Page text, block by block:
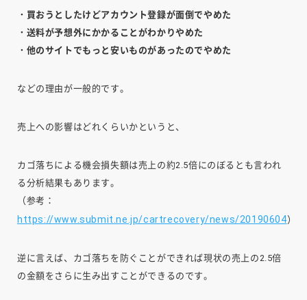
・買おうとしたけどアカウント登録が面倒でやめた
・送料が予想外にかかることがわかりやめた
・他のサイトでもっと安いものがあったのでやめた
などの理由が一般的です。
売上への影響はどれくらいかというと、
カゴ落ちによる機会損失額は売上の約2.5倍にのぼるとも言われ
る分析結果もあります。
（参考：
https://www.submit.ne.jp/cartrecovery/news/20190604）
逆に言えば、カゴ落ちを防ぐことができれば現状の売上の2.5倍
の金額をさらに生み出すことができるのです。